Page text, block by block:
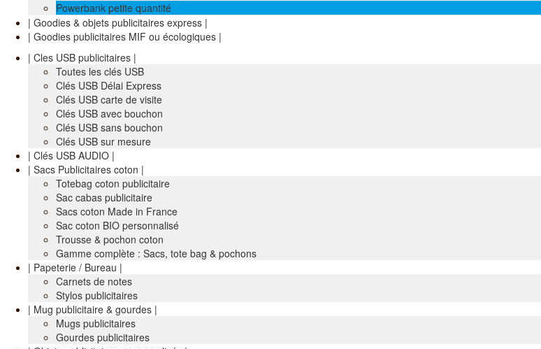
Powerbank petite quantité
| Goodies & objets publicitaires express |
| Goodies publicitaires MIF ou écologiques |
| Cles USB publicitaires |
Toutes les clés USB
Clés USB Délai Express
Clés USB carte de visite
Clés USB avec bouchon
Clés USB sans bouchon
Clés USB sur mesure
| Clés USB AUDIO |
| Sacs Publicitaires coton |
Totebag coton publicitaire
Sac cabas publicitaire
Sacs coton Made in France
Sac coton BIO personnalisé
Trousse & pochon coton
Gamme complète : Sacs, tote bag & pochons
| Papeterie / Bureau |
Carnets de notes
Stylos publicitaires
| Mug publicitaire & gourdes |
Mugs publicitaires
Gourdes publicitaires